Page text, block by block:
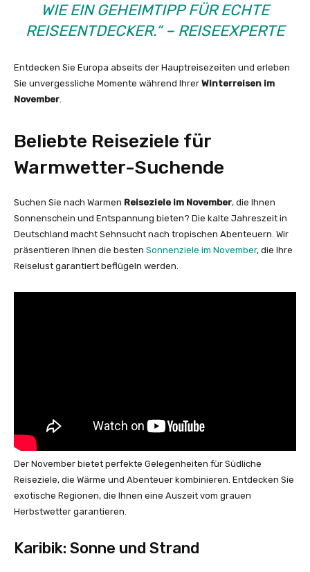
WIE EIN GEHEIMTIPP FÜR ECHTE
REISEENTDECKER.“ – REISEEXPERTE
Entdecken Sie Europa abseits der Hauptreisezeiten und erleben
Sie unvergessliche Momente während Ihrer Winterreisen im
November.
Beliebte Reiseziele für
Warmwetter-Suchende
Suchen Sie nach Warmen Reiseziele im November, die Ihnen
Sonnenschein und Entspannung bieten? Die kalte Jahreszeit in
Deutschland macht Sehnsucht nach tropischen Abenteuern. Wir
präsentieren Ihnen die besten Sonnenziele im November, die Ihre
Reiselust garantiert beflügeln werden.
Der November bietet perfekte Gelegenheiten für Südliche
Reiseziele, die Wärme und Abenteuer kombinieren. Entdecken Sie
exotische Regionen, die Ihnen eine Auszeit vom grauen
Herbstwetter garantieren.
Karibik: Sonne und Strand